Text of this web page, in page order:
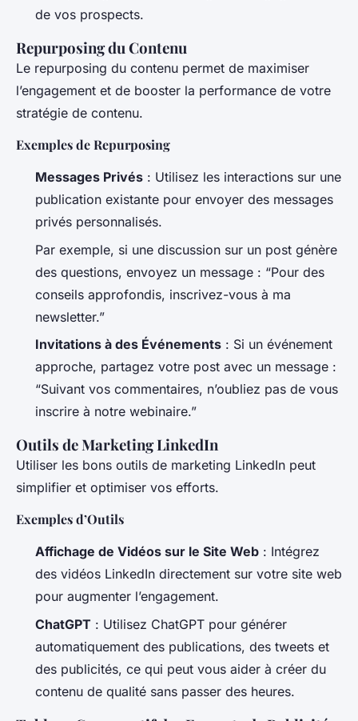
de vos prospects.
Repurposing du Contenu
Le repurposing du contenu permet de maximiser
l’engagement et de booster la performance de votre
stratégie de contenu.
Exemples de Repurposing
Messages Privés : Utilisez les interactions sur une
publication existante pour envoyer des messages
privés personnalisés.
Par exemple, si une discussion sur un post génère
des questions, envoyez un message : “Pour des
conseils approfondis, inscrivez-vous à ma
newsletter.”
Invitations à des Événements : Si un événement
approche, partagez votre post avec un message :
“Suivant vos commentaires, n’oubliez pas de vous
inscrire à notre webinaire.”
Outils de Marketing LinkedIn
Utiliser les bons outils de marketing LinkedIn peut
simplifier et optimiser vos efforts.
Exemples d’Outils
Affichage de Vidéos sur le Site Web : Intégrez
des vidéos LinkedIn directement sur votre site web
pour augmenter l’engagement.
ChatGPT : Utilisez ChatGPT pour générer
automatiquement des publications, des tweets et
des publicités, ce qui peut vous aider à créer du
contenu de qualité sans passer des heures.